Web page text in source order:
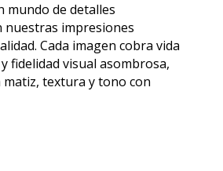
mundo de detalles
nuestras impresiones
Cada imagen cobra vida
fidelidad visual asombrosa,
matiz, textura y tono con